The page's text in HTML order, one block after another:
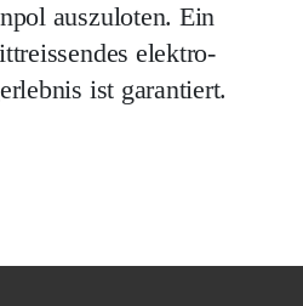
auszuloten. Ein
elektro-
ist garantiert.